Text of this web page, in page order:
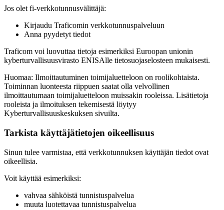
Jos olet fi-verkkotunnusvälittäjä:
Kirjaudu Traficomin verkkotunnuspalveluun
Anna pyydetyt tiedot
Traficom voi luovuttaa tietoja esimerkiksi Euroopan unionin
kyberturvallisuusvirasto ENISAlle tietosuojaselosteen mukaisesti.
Huomaa: Ilmoittautuminen toimijaluetteloon on roolikohtaista.
Toiminnan luonteesta riippuen saatat olla velvollinen
ilmoittautumaan toimijaluetteloon muissakin rooleissa. Lisätietoja
rooleista ja ilmoituksen tekemisestä löytyy
Kyberturvallisuuskeskuksen sivuilta.
Tarkista käyttäjätietojen oikeellisuus
Sinun tulee varmistaa, että verkkotunnuksen käyttäjän tiedot ovat
oikeellisia.
Voit käyttää esimerkiksi:
vahvaa sähköistä tunnistuspalvelua
muuta luotettavaa tunnistuspalvelua